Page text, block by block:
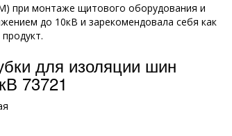
при монтаже щитового оборудования и
до 10кВ и зарекомендовала себя как
для изоляции шин
73721